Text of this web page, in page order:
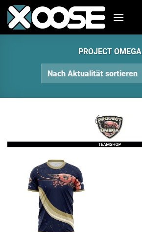
Zum
Inhalt
springen
PROJECT OMEGA